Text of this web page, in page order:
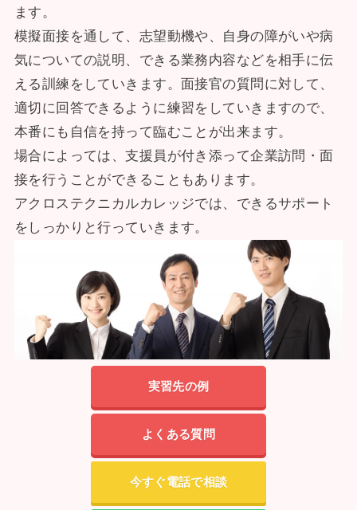
ます。
模擬面接を通して、志望動機や、自身の障がいや病
気についての説明、できる業務内容などを相手に伝
える訓練をしていきます。面接官の質問に対して、
適切に回答できるように練習をしていきますので、
本番にも自信を持って臨むことが出来ます。
場合によっては、支援員が付き添って企業訪問・面
接を行うことができることもあります。
アクロステクニカルカレッジでは、できるサポート
をしっかりと行っていきます。
実習先の例
よくある質問
今すぐ電話で相談